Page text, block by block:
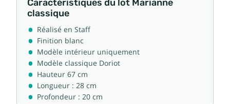
Caractéristiques du lot Marianne
classique
Réalisé en Staff
Finition blanc
Modèle intérieur uniquement
Modèle classique Doriot
Hauteur 67 cm
Longueur : 28 cm
Profondeur : 20 cm